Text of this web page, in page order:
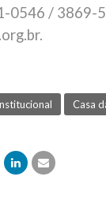
0546 / 3869-
Casa